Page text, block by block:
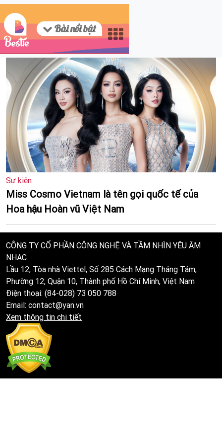
Bài nổi bật
Sự kiện
Miss Cosmo Vietnam là tên gọi quốc tế của
Hoa hậu Hoàn vũ Việt Nam
CÔNG TY CỔ PHẦN CÔNG NGHỆ VÀ TẦM NHÌN YÊU ÂM
NHẠC
Lầu 12, Tòa nhà Viettel, Số 285 Cách Mạng Tháng Tám,
Phường 12, Quận 10, Thành phố Hồ Chí Minh, Việt Nam
Điện thoại: (84-028) 73 050 788
Email: contact@yan.vn
Xem thông tin chi tiết